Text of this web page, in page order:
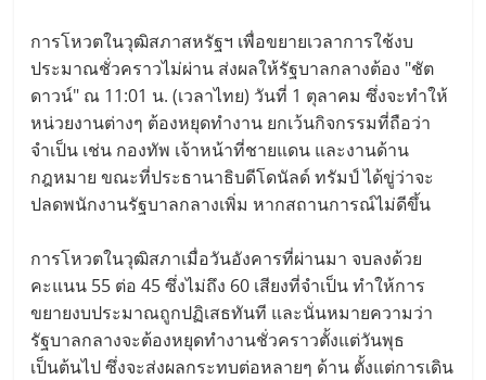
การโหวตในวุฒิสภาสหรัฐฯ เพื่อขยายเวลาการใช้งบ
ประมาณชั่วคราวไม่ผ่าน ส่งผลให้รัฐบาลกลางต้อง "ชัต
ดาวน์" ณ 11:01 น. (เวลาไทย) วันที่ 1 ตุลาคม ซึ่งจะทำให้
หน่วยงานต่างๆ ต้องหยุดทำงาน ยกเว้นกิจกรรมที่ถือว่า
จำเป็น เช่น กองทัพ เจ้าหน้าที่ชายแดน และงานด้าน
กฎหมาย ขณะที่ประธานาธิบดีโดนัลด์ ทรัมป์ ได้ขู่ว่าจะ
ปลดพนักงานรัฐบาลกลางเพิ่ม หากสถานการณ์ไม่ดีขึ้น
การโหวตในวุฒิสภาเมื่อวันอังคารที่ผ่านมา จบลงด้วย
คะแนน 55 ต่อ 45 ซึ่งไม่ถึง 60 เสียงที่จำเป็น ทำให้การ
ขยายงบประมาณถูกปฏิเสธทันที และนั่นหมายความว่า
รัฐบาลกลางจะต้องหยุดทำงานชั่วคราวตั้งแต่วันพุธ
เป็นต้นไป ซึ่งจะส่งผลกระทบต่อหลายๆ ด้าน ตั้งแต่การเดิน